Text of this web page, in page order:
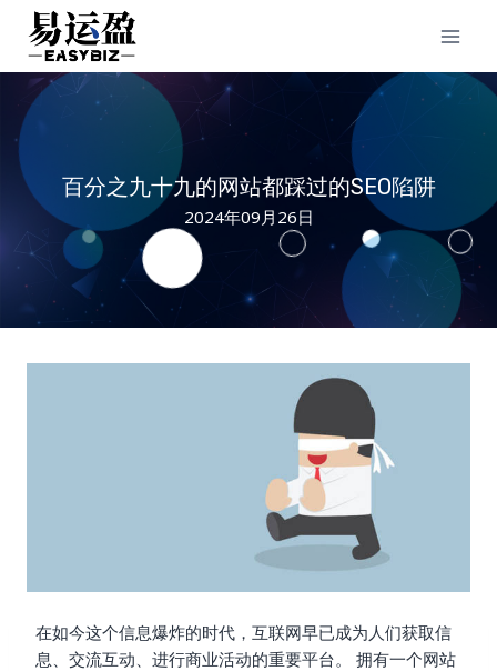
content
百分之九十九的网站都踩过的SEO陷阱
2024年09月26日
在如今这个信息爆炸的时代，互联网早已成为人们获取信
息、交流互动、进行商业活动的重要平台。 拥有一个网站